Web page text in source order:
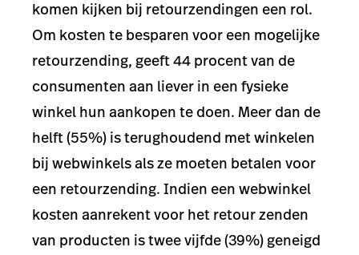
komen kijken bij retourzendingen een rol.
Om kosten te besparen voor een mogelijke
retourzending, geeft 44 procent van de
consumenten aan liever in een fysieke
winkel hun aankopen te doen. Meer dan de
helft (55%) is terughoudend met winkelen
bij webwinkels als ze moeten betalen voor
een retourzending. Indien een webwinkel
kosten aanrekent voor het retour zenden
van producten is twee vijfde (39%) geneigd